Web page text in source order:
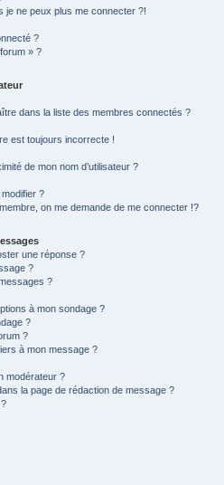
je ne peux plus me connecter ?!
?
» ?
dans la liste des membres connectés ?
est toujours incorrecte !
de mon nom d’utilisateur ?
?
on me demande de me connecter !?
une réponse ?
?
?
à mon sondage ?
?
?
à mon message ?
modérateur ?
la page de rédaction de message ?